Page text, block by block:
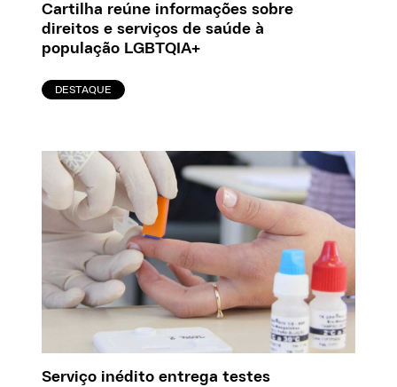
Cartilha reúne informações sobre
direitos e serviços de saúde à
população LGBTQIA+
DESTAQUE
Serviço inédito entrega testes